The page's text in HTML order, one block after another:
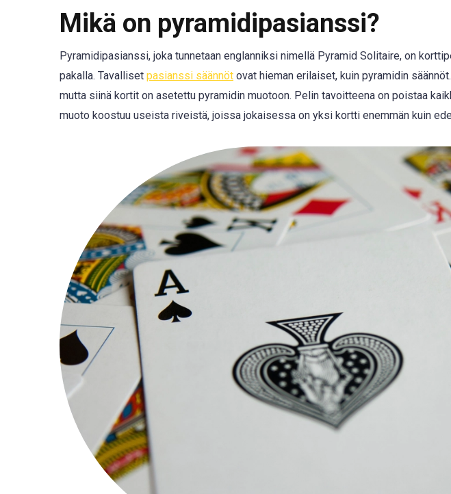
Mikä on pyramidipasianssi?
Pyramidipasianssi, joka tunnetaan englanniksi nimellä Pyramid Solitaire, on
pakalla. Tavalliset pasianssi säännöt ovat hieman erilaiset, kuin pyramidin
mutta siinä kortit on asetettu pyramidin muotoon. Pelin tavoitteena on poistaa
muoto koostuu useista riveistä, joissa jokaisessa on yksi kortti enemmän kuin